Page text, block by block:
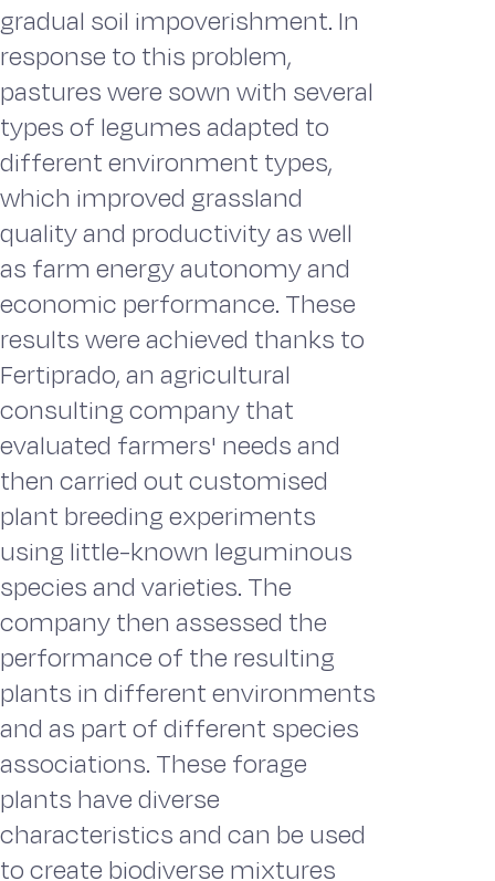
gradual soil impoverishment. In
response to this problem,
pastures were sown with several
types of legumes adapted to
different environment types,
which improved grassland
quality and productivity as well
as farm energy autonomy and
economic performance. These
results were achieved thanks to
Fertiprado, an agricultural
consulting company that
evaluated farmers' needs and
then carried out customised
plant breeding experiments
using little-known leguminous
species and varieties. The
company then assessed the
performance of the resulting
plants in different environments
and as part of different species
associations. These forage
plants have diverse
characteristics and can be used
to create biodiverse mixtures